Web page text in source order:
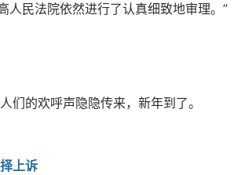
人民法院依然进行了认真细致地审理。”
的欢呼声隐隐传来，新年到了。
上诉